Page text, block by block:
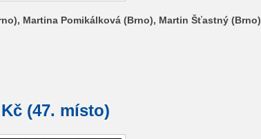
Martina Pomikálková (Brno), Martin Šťastný (Brno)
(47. místo)